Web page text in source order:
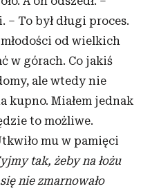
z innymi danymi
podczas
– To był długi proces.
młodości od wielkich
w górach. Co jakiś
ale wtedy nie
kupno. Miałem jednak
to możliwe.
mu w pamięci
tak, żeby na łożu
nie zmarnowało